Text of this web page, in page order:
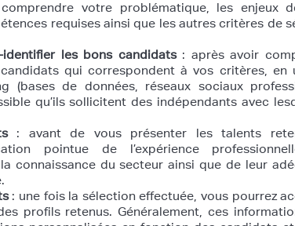
votre problématique, les enjeux
requises ainsi que les autres critères de
les bons candidats: après avoir
qui correspondent à vos critères, en
(bases de données, réseaux sociaux
qu’ils sollicitent des indépendants avec
: avant de vous présenter les talents
pointue de l’expérience
connaissance du secteur ainsi que de leur
: une fois la sélection effectuée, vous pourrez
profils retenus. Généralement, ces